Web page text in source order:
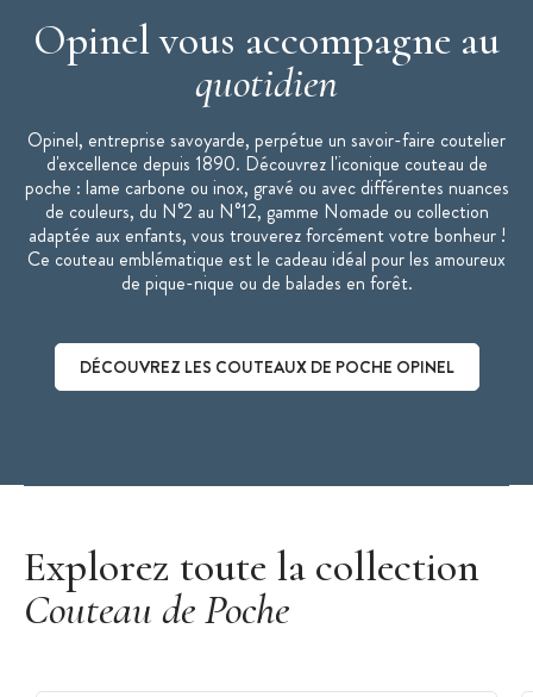
Opinel vous accompagne au
quotidien
Opinel, entreprise savoyarde, perpétue un savoir-faire coutelier
d'excellence depuis 1890. Découvrez l'iconique couteau de
poche : lame carbone ou inox, gravé ou avec différentes nuances
de couleurs, du N°2 au N°12, gamme Nomade ou collection
adaptée aux enfants, vous trouverez forcément votre bonheur !
Ce couteau emblématique est le cadeau idéal pour les amoureux
de pique-nique ou de balades en forêt.
DÉCOUVREZ LES COUTEAUX DE POCHE OPINEL
Explorez toute la collection
Couteau de Poche